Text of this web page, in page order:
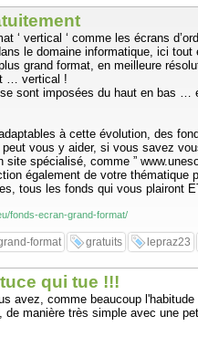
‘ vertical ‘ comme les écrans
le domaine informatique, ici
grand format, en meilleure
… vertical !
sont imposées du haut en bas
à cette évolution, des
vous y aider, si vous savez
spécialisé, comme ”
également de votre thématique
tous les fonds qui vous plairont
fonds-ecran-grand-format/
format gratuits lepraz23
qui tue !!!
avez, comme beaucoup
manière très simple avec une